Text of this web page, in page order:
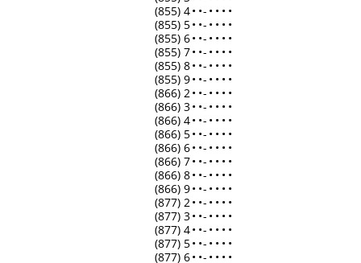
(855) 4• •- • • • •
(855) 5• •- • • • •
(855) 6• •- • • • •
(855) 7• •- • • • •
(855) 8• •- • • • •
(855) 9• •- • • • •
(866) 2• •- • • • •
(866) 3• •- • • • •
(866) 4• •- • • • •
(866) 5• •- • • • •
(866) 6• •- • • • •
(866) 7• •- • • • •
(866) 8• •- • • • •
(866) 9• •- • • • •
(877) 2• •- • • • •
(877) 3• •- • • • •
(877) 4• •- • • • •
(877) 5• •- • • • •
(877) 6• •- • • • •